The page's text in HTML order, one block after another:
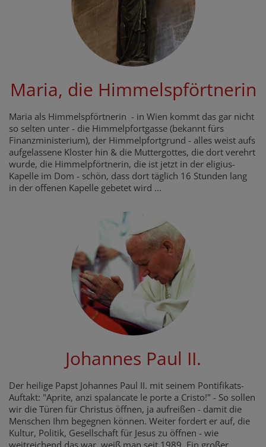
Maria, die Himmelspförtnerin
Maria als Himmelspförtnerin - in Wien kommt das gar nicht
so selten unter - die Himmelpfortgasse (bekannt fürs
Finanzministerium), der Himmelpfortgrund - alles weist aufs
aufgelassene Kloster hin & die Muttergottes, die dort verehrt
wurde, die Himmelpförtnerin, die ist jetzt in der eligius-
Kapelle im Dom - schön, dass dort täglich 16 Stunden lang
in der offenen Kapelle gebetet wird ...
Johannes Paul II.
Der heilige Papst Johannes Paul II. mit seinem Pontifikats-
Auftakt: "Aprite, anzi spalancate le porte a Cristo!" - So sollen
wir die Türen für Christus öffnen, ja aufreißen - damit die
Menschen Ihm begegnen können. Weiter fordert er auf, die
Kultur, Politik, Gesellschaft für Jesus zu öffnen - wie
weitreichend das war, weiß man seit 1989. Ein großer